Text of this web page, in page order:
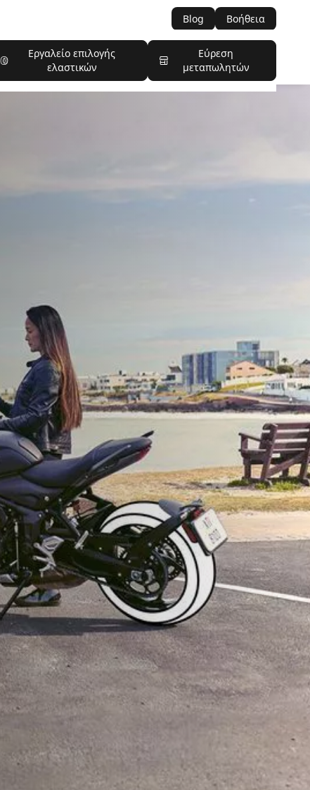
Blog Βοήθεια
Εργαλείο επιλογής
ελαστικών
Εύρεση
μεταπωλητών